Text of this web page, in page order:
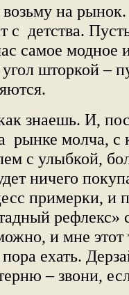
на
с детства.
самое модное
шторкой –
знаешь. И,
рынке молча,
с улыбкой,
ничего
примерки, и
рефлекс»
и мне этот
ехать.
– звони,